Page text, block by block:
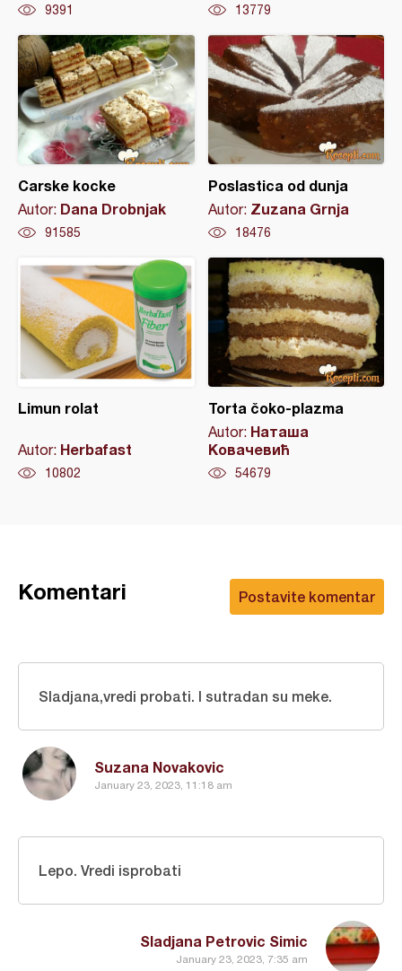
9391 13779
Carske kocke
Autor: Dana Drobnjak
91585
Poslastica od dunja
Autor: Zuzana Grnja
18476
Limun rolat
Autor: Herbafast
10802
Torta čoko-plazma
Autor: Наташа
Ковачевић
54679
Postavite komentar
Komentari
Suzana Novakovic
January 23, 2023, 11:18 am
Sladjana,vredi probati. I sutradan su meke.
Sladjana Petrovic Simic
January 23, 2023, 7:35 am
Lepo. Vredi isprobati